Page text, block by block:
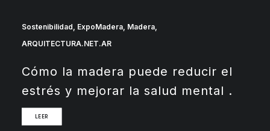
Sostenibilidad ExpoMadera Madera
ARQUITECTURA.NET.AR
Cómo la madera puede reducir el
estrés y mejorar la salud mental .
LEER